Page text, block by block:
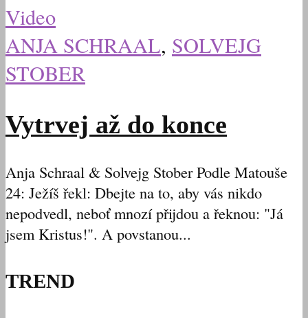
Video
ANJA SCHRAAL, SOLVEJG
STOBER
Vytrvej až do konce
Anja Schraal & Solvejg Stober Podle Matouše
24: Ježíš řekl: Dbejte na to, aby vás nikdo
nepodvedl, neboť mnozí přijdou a řeknou: "Já
jsem Kristus!". A povstanou...
TREND